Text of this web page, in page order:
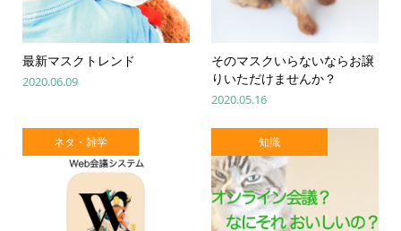
最新マスクトレンド
2020.06.09
そのマスクいらないならお譲
りいただけませんか？
2020.05.16
ネタ・雑学 知識